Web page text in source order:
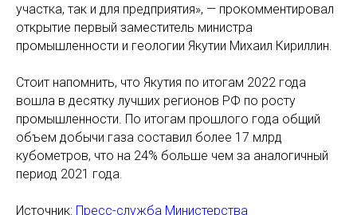
участка, так и для предприятия», — прокомментировал
открытие первый заместитель министра
промышленности и геологии Якутии Михаил Кириллин.
Стоит напомнить, что Якутия по итогам 2022 года
вошла в десятку лучших регионов РФ по росту
промышленности. По итогам прошлого года общий
объем добычи газа составил более 17 млрд
кубометров, что на 24% больше чем за аналогичный
период 2021 года.
Источник: Пресс-служба Министерства